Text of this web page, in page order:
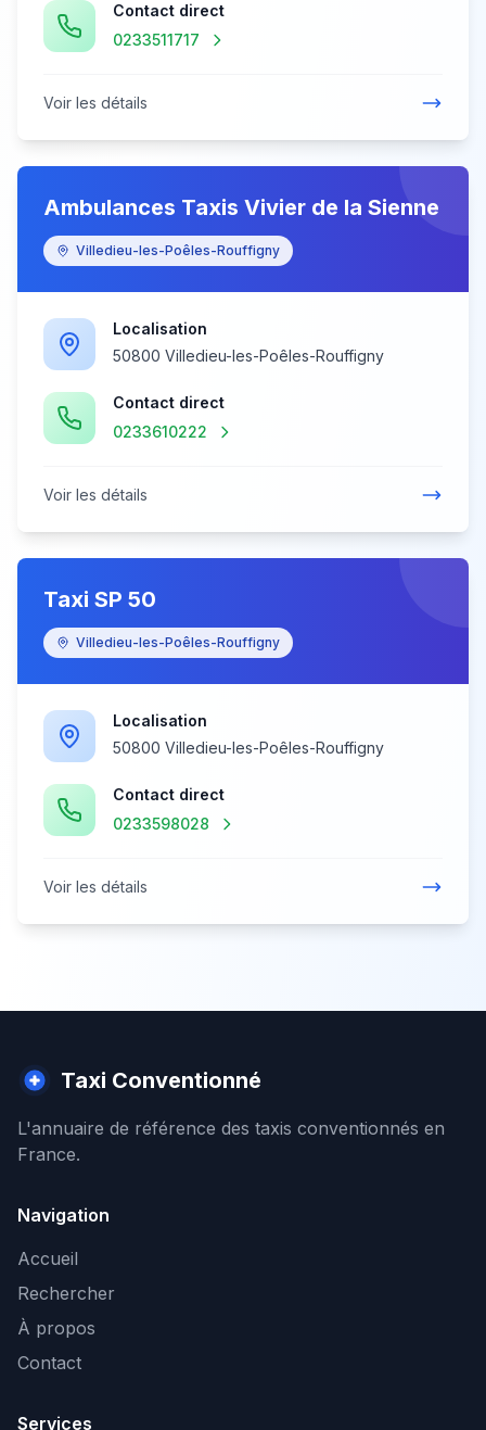
Contact direct
0233511717
Voir les détails
Ambulances Taxis Vivier de la Sienne
Villedieu-les-Poêles-Rouffigny
Localisation
50800 Villedieu-les-Poêles-Rouffigny
Contact direct
0233610222
Voir les détails
Taxi SP 50
Villedieu-les-Poêles-Rouffigny
Localisation
50800 Villedieu-les-Poêles-Rouffigny
Contact direct
0233598028
Voir les détails
Taxi Conventionné
L'annuaire de référence des taxis conventionnés en
France.
Navigation
Accueil
Rechercher
À propos
Contact
Services